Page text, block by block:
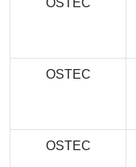
OSTEC
OSTEC